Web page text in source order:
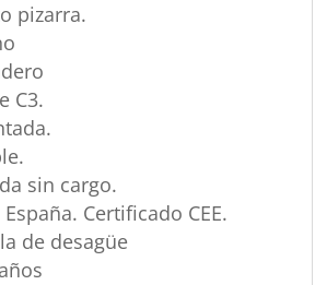
pizarra.
C3.
sin cargo.
Certificado CEE.
de desagüe